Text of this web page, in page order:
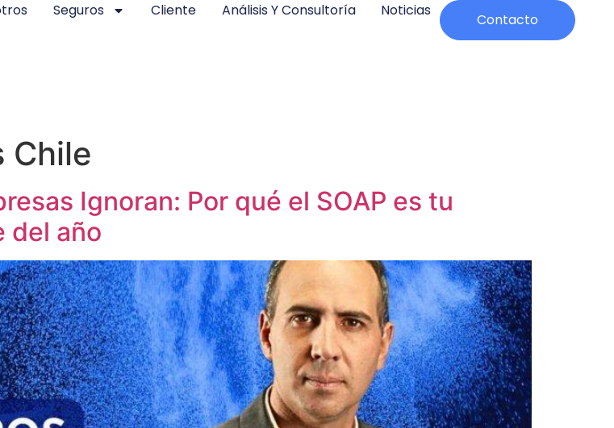
Seguros Cliente Análisis Y Consultoría Noticias
Contacto
Chile
Ignoran: Por qué el SOAP es tu
del año